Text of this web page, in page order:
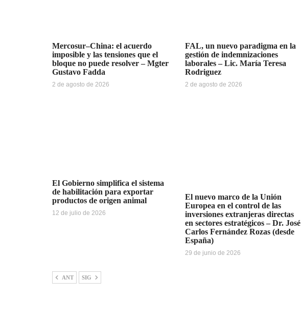
Mercosur–China: el acuerdo
imposible y las tensiones que el
bloque no puede resolver – Mgter
Gustavo Fadda
2 de agosto de 2026
FAL, un nuevo paradigma en la
gestión de indemnizaciones
laborales – Lic. María Teresa
Rodriguez
2 de agosto de 2026
El Gobierno simplifica el sistema
de habilitación para exportar
productos de origen animal
12 de julio de 2026
El nuevo marco de la Unión
Europea en el control de las
inversiones extranjeras directas
en sectores estratégicos – Dr. José
Carlos Fernández Rozas (desde
España)
29 de junio de 2026
ANT SIG